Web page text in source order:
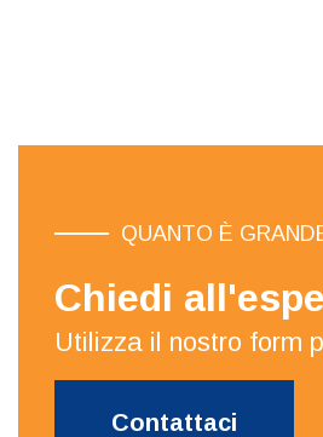
QUANTO È
Chiedi
Utilizza il nostro form
Contattaci